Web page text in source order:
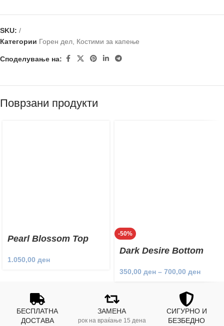
SKU: /
Категории Горен дел, Костими за капење
Споделување на:
Поврзани продукти
Pearl Blossom Top
1.050,00 ден
-50%
Dark Desire Bottom
350,00 ден – 700,00 ден
БЕСПЛАТНА
ДОСТАВА
ЗАМЕНА
рок на враќање 15 дена
СИГУРНО И
БЕЗБЕДНО